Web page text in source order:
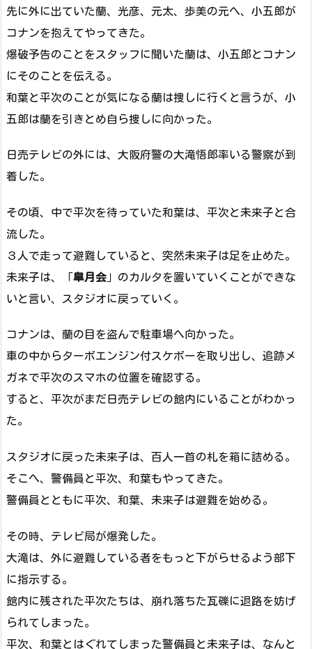
先に外に出ていた蘭、光彦、元太、歩美の元へ、小五郎が
コナンを抱えてやってきた。
爆破予告のことをスタッフに聞いた蘭は、小五郎とコナン
にそのことを伝える。
和葉と平次のことが気になる蘭は捜しに行くと言うが、小
五郎は蘭を引きとめ自ら捜しに向かった。
日売テレビの外には、大阪府警の大滝悟郎率いる警察が到
着した。
その頃、中で平次を待っていた和葉は、平次と未来子と合
流した。
３人で走って避難していると、突然未来子は足を止めた。
未来子は、「皐月会 」のカルタを置いていくことができな
いと言い、スタジオに戻っていく。
コナンは、蘭の目を盗んで駐車場へ向かった。
車の中からターボエンジン付スケボーを取り出し、追跡メ
ガネで平次のスマホの位置を確認する。
すると、平次がまだ日売テレビの館内にいることがわかっ
た。
スタジオに戻った未来子は、百人一首の札を箱に詰める。
そこへ、警備員と平次、和葉もやってきた。
警備員とともに平次、和葉、未来子は避難を始める。
その時、テレビ局が爆発した。
大滝は、外に避難している者をもっと下がらせるよう部下
に指示する。
館内に残された平次たちは、崩れ落ちた瓦礫に退路を妨げ
られてしまった。
平次、和葉とはぐれてしまった警備員と未来子は、なんと